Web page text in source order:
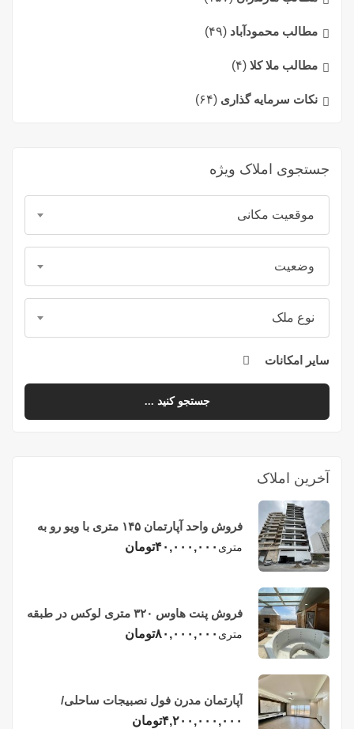
مطالب محمودآباد (۴۹)
مطالب ملا کلا (۴)
نکات سرمایه گذاری (۶۴)
جستجوی املاک ویژه
موقعیت مکانی
وضعیت
نوع ملک
سایر امکانات
جستجو کنید ...
آخرین املاک
فروش واحد آپارتمان ۱۴۵ متری با ویو رو به
دریا در فریدونکنار
متری ۴۰,۰۰۰,۰۰۰تومان
فروش پنت هاوس ۳۲۰ متری لوکس در طبقه
چهاردهم فریدونکنار
متری ۸۰,۰۰۰,۰۰۰تومان
آپارتمان مدرن فول نصبیجات ساحلی/
فریدونکنار
۴,۲۰۰,۰۰۰,۰۰۰تومان